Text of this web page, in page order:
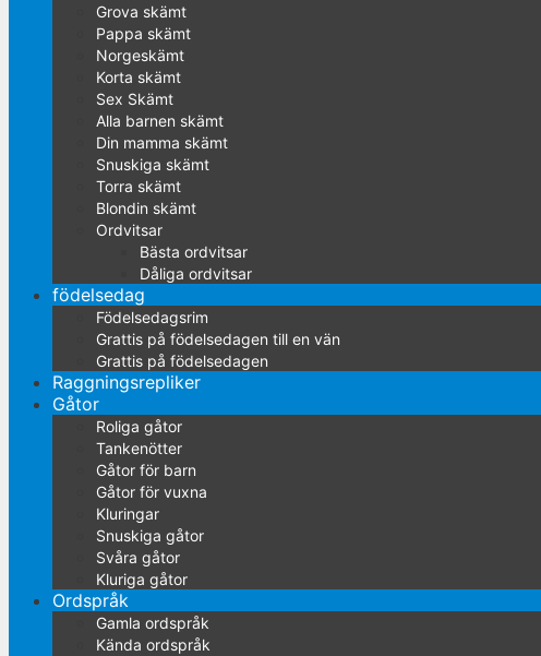
Grova skämt
Pappa skämt
Norgeskämt
Korta skämt
Sex Skämt
Alla barnen skämt
Din mamma skämt
Snuskiga skämt
Torra skämt
Blondin skämt
Ordvitsar
Bästa ordvitsar
Dåliga ordvitsar
födelsedag
Födelsedagsrim
Grattis på födelsedagen till en vän
Grattis på födelsedagen
Raggningsrepliker
Gåtor
Roliga gåtor
Tankenötter
Gåtor för barn
Gåtor för vuxna
Kluringar
Snuskiga gåtor
Svåra gåtor
Kluriga gåtor
Ordspråk
Gamla ordspråk
Kända ordspråk